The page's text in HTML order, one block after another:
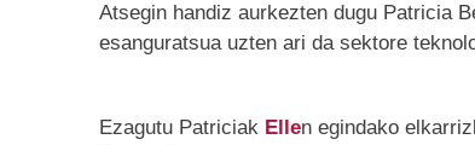
Atsegin handiz aurkezten dugu Patricia
esanguratsua uzten ari da sektore
Ezagutu Patriciak Ellen egindako